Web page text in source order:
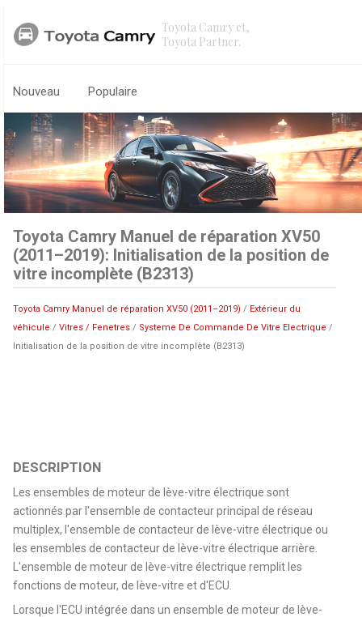
Toyota Camry et,
Toyota Partner.
Nouveau Populaire
Toyota Camry Manuel de réparation XV50
(2011–2019): Initialisation de la position de
vitre incomplète (B2313)
Toyota Camry Manuel de réparation XV50 (2011–2019) / Extérieur du
véhicule /Vitres / Fenetres / Systeme De Commande De Vitre Electrique /
Initialisation de la position de vitre incomplète (B2313)
DESCRIPTION
Les ensembles de moteur de lève-vitre électrique sont
actionnés par l'ensemble de contacteur principal de réseau
multiplex, l'ensemble de contacteur de lève-vitre électrique ou
les ensembles de contacteur de lève-vitre électrique arrière.
L'ensemble de moteur de lève-vitre électrique remplit les
fonctions de moteur, de lève-vitre et d'ECU.
Lorsque l'ECU intégrée dans un ensemble de moteur de lève-